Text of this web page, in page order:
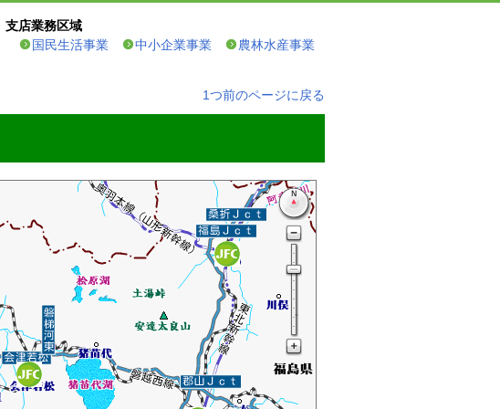
支店業務区域
国民生活事業
中小企業事業 農林水産事業
1つ前のページに戻る